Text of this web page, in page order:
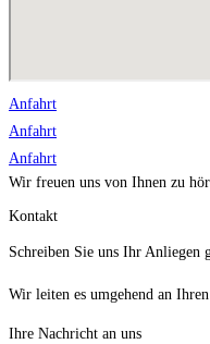
Anfahrt
Anfahrt
Anfahrt
Wir freuen uns von Ihnen zu
Kontakt
Schreiben Sie uns Ihr Anliegen
Wir leiten es umgehend an
Ihre Nachricht an uns